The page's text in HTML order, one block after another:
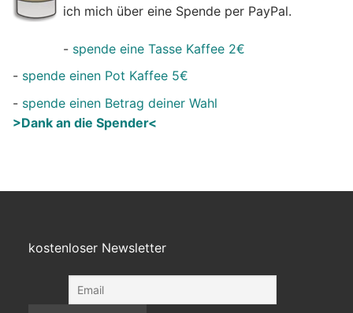
ich mich über eine Spende per PayPal.
- spende eine Tasse Kaffee 2€
- spende einen Pot Kaffee 5€
- spende einen Betrag deiner Wahl
>Dank an die Spender<
kostenloser Newsletter